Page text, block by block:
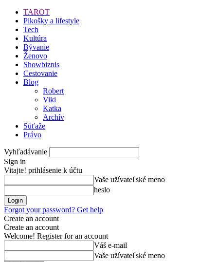
TAROT
Pikošky a lifestyle
Tech
Kultúra
Bývanie
Ženovo
Showbiznis
Cestovanie
Blog
Robert
Viki
Katka
Archív
Súťaže
Právo
Vyhľadávanie
Sign in
Vitajte! prihlásenie k účtu
Vaše užívateľské meno
heslo
Forgot your password? Get help
Create an account
Create an account
Welcome! Register for an account
Váš e-mail
Vaše užívateľské meno